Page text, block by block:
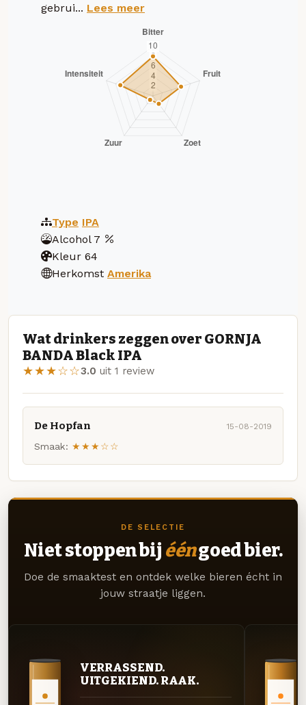
gebrui... Lees meer
Type IPA
Alcohol 7
Kleur 64
Herkomst Amerika
Wat drinkers zeggen over GORNJA
BANDA Black IPA
★★★☆☆3.0 uit 1 review
De Hopfan 15-08-2019
Smaak: ★★★☆☆
DE SELECTIE
Niet stoppen bij ééngoed bier.
Doe de smaaktest en ontdek welke bieren écht in
jouw straatje liggen.
VERRASSEND.
UITGEKIEND. RAAK.